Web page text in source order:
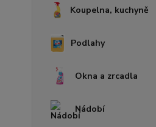
Koupelna, kuchyně
Podlahy
Okna a zrcadla
Nádobí